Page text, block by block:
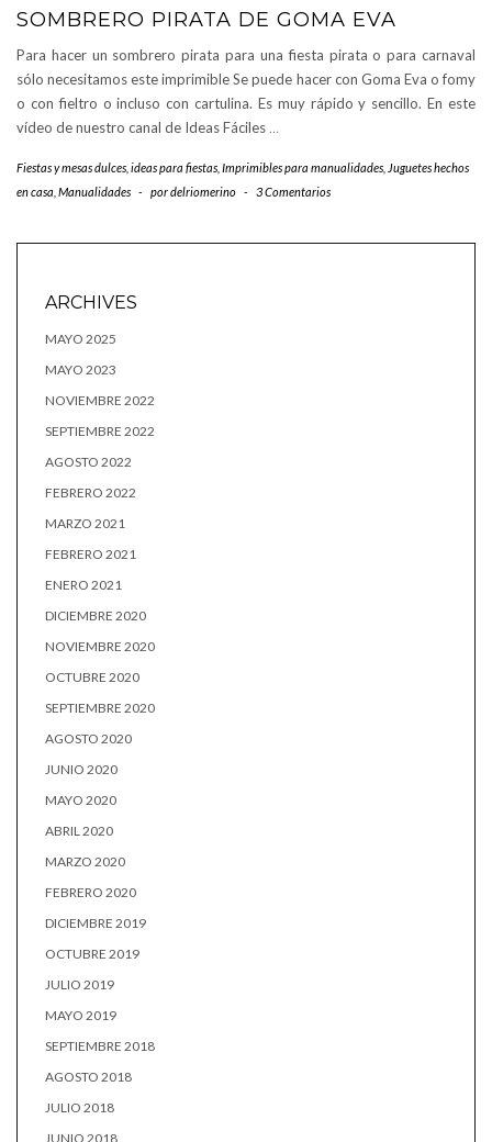
SOMBRERO PIRATA DE GOMA EVA
Para hacer un sombrero pirata para una fiesta pirata o para carnaval
sólo necesitamos este imprimible Se puede hacer con Goma Eva o fomy
o con fieltro o incluso con cartulina. Es muy rápido y sencillo. En este
vídeo de nuestro canal de Ideas Fáciles …
Fiestas y mesas dulces ideas para fiestas Imprimibles para manualidades Juguetes hechos
en casa Manualidades - pordelriomerino - 3 Comentarios
ARCHIVES
MAYO 2025
MAYO 2023
NOVIEMBRE 2022
SEPTIEMBRE 2022
AGOSTO 2022
FEBRERO 2022
MARZO 2021
FEBRERO 2021
ENERO 2021
DICIEMBRE 2020
NOVIEMBRE 2020
OCTUBRE 2020
SEPTIEMBRE 2020
AGOSTO 2020
JUNIO 2020
MAYO 2020
ABRIL 2020
MARZO 2020
FEBRERO 2020
DICIEMBRE 2019
OCTUBRE 2019
JULIO 2019
MAYO 2019
SEPTIEMBRE 2018
AGOSTO 2018
JULIO 2018
JUNIO 2018